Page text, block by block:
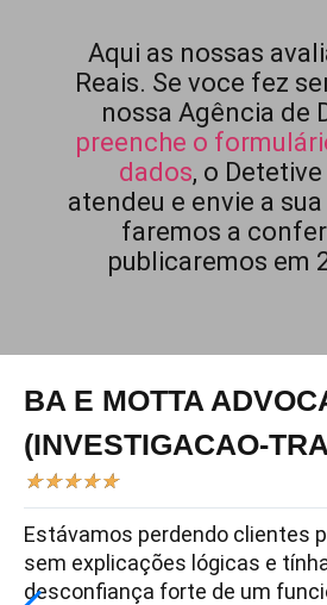
Aqui as nossas
Reais. Se voce fez
nossa Agência de
preenche o
dados, o
atendeu e envie a
faremos a
publicaremos em
BA E MOTTA
(INVESTIGACAO-
★★★★★
Estávamos perdendo clientes
sem explicações lógicas e
desconfiança forte de um